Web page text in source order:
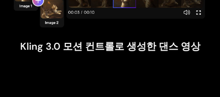
Kling 3.0 모션 컨트롤로 생성한 댄스 영상